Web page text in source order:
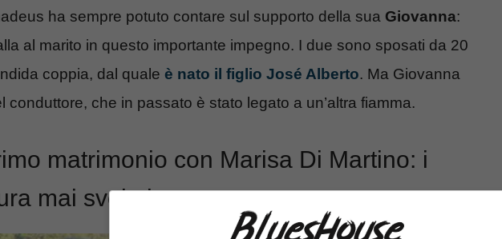
ha sempre potuto contare sul supporto della sua Giovanna:
al marito in questo importante impegno. I due sono sposati da 20
coppia, dal quale è nato il figlio José Alberto. Ma Giovanna
conduttore, che in passato è stato legato a un’altra fiamma.
matrimonio con Marisa Di Martino: i
mai svelati